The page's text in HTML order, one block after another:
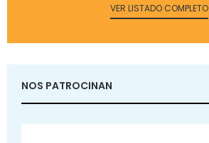
VER LISTADO COMPLETO
NOS PATROCINAN